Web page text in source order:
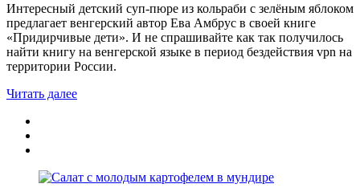
Интересный детский суп-пюре из кольраби с зелёным яблоком
предлагает венгерский автор Ева Амбрус в своей книге
«Придирчивые дети». И не спрашивайте как так получилось
найти книгу на венгерской языке в период бездействия vpn на
территории России.
Читать далее